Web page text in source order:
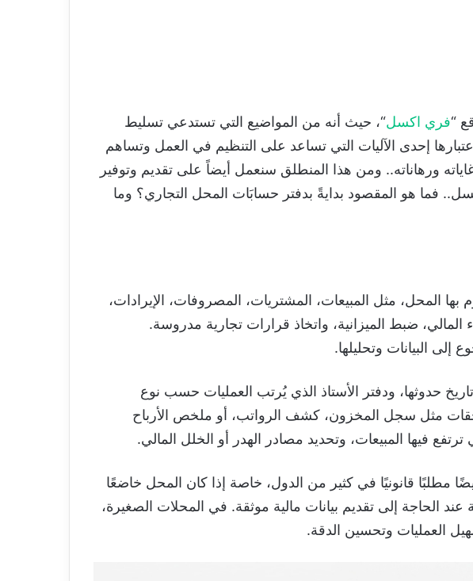
“فري اكسل“، حيث أنه من المواضيع التي تستدعي تسليط
إحدى الآليات التي تساعد على التنظيم في العمل وتساهم
ورهاناته.. ومن هذا المنطلق سنعمل أيضاً على تقديم وتوفير
فما هو المقصود بدايةً بدفتر حسابَات المحل التجاري؟ وما
المحل، مثل المبيعات، المشتريات، المصروفات، الإيرادات،
المالي، ضبط الميزانية، واتخاذ قرارات تجارية مدروسة.
البيانات وتحليلها.
حدوثها، ودفتر الأستاذ الذي يُرتب العمليات حسب نوع
مثل سجل المخزون، كشف الرواتب، أو ملخص الأرباح
فيها المبيعات، وتحديد مصادر الهدر أو الخلل المالي.
مطلبًا قانونيًا في كثير من الدول، خاصة إذا كان المحل خاضعًا
الحاجة إلى تقديم بيانات مالية موثقة. في المحلات الصغيرة،
العمليات وتحسين الدقة.